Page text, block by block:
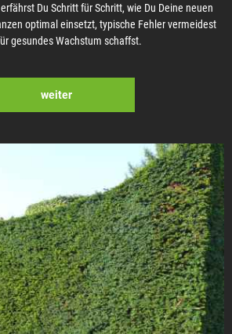
Du Schritt für Schritt, wie Du Deine neuen
optimal einsetzt, typische Fehler vermeidest
gesundes Wachstum schaffst.
weiter